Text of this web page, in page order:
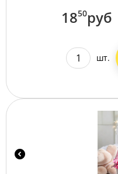
1850руб
шт.